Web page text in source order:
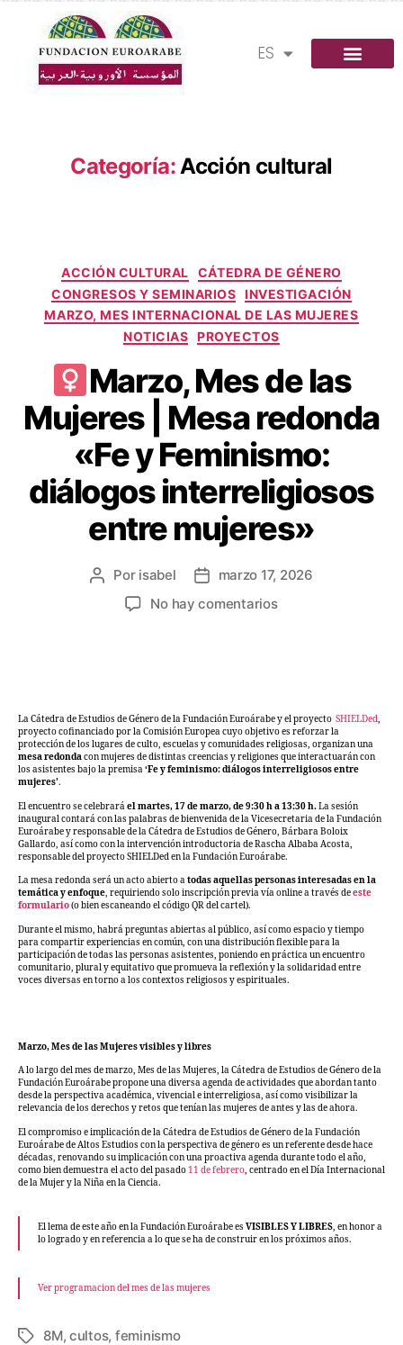
ES
AR
Categoría:Acción cultural
ACCIÓN CULTURAL
CÁTEDRA DE GÉNERO
CONGRESOS Y SEMINARIOS
INVESTIGACIÓN
MARZO, MES INTERNACIONAL DE LAS MUJERES
NOTICIAS
PROYECTOS
​Marzo, Mes de las
Mujeres | Mesa redonda
«Fe y Feminismo:
diálogos interreligiosos
entre mujeres»
Por isabel
marzo 17, 2026
No hay comentarios
La Cátedra de Estudios de Género de la Fundación Euroárabe y el proyecto SHIELDed,
proyecto cofinanciado por la Comisión Europea cuyo objetivo es reforzar la
protección de los lugares de culto, escuelas y comunidades religiosas, organizan una
mesa redondacon mujeres de distintas creencias y religiones que interactuarán con
los asistentes bajo la premisa‘Fe y feminismo: diálogos interreligiosos entre
mujeres’.
El encuentro se celebraráel martes, 17 de marzo, de 9:30 h a 13:30 h.La sesión
inaugural contará con las palabras de bienvenida de la Vicesecretaria de la Fundación
Euroárabe y responsable de la Cátedra de Estudios de Género, Bárbara Boloix
Gallardo, así como con la intervención introductoria de Rascha Albaba Acosta,
responsable del proyecto SHIELDed en la Fundación Euroárabe.
La mesa redonda será un acto abierto atodas aquellas personas interesadas en la
temática y enfoque, requiriendo solo inscripción previa vía online a través deeste
formulario(o bien escaneando el código QR del cartel).
Durante el mismo, habrá preguntas abiertas al público, así como espacio y tiempo
para compartir experiencias en común, con una distribución flexible para la
participación de todas las personas asistentes, poniendo en práctica un encuentro
comunitario, plural y equitativo que promueva la reflexión y la solidaridad entre
voces diversas en torno a los contextos religiosos y espirituales.
Marzo, Mes de las Mujeres visibles y libres
A lo largo del mes de marzo, Mes de las Mujeres, la Cátedra de Estudios de Género de la
Fundación Euroárabe propone una diversa agenda de actividades que abordan tanto
desde la perspectiva académica, vivencial e interreligiosa, así como visibilizar la
relevancia de los derechos y retos que tenían las mujeres de antes y las de ahora.
El compromiso e implicación de la Cátedra de Estudios de Género de la Fundación
Euroárabe de Altos Estudios con la perspectiva de género es un referente desde hace
décadas, renovando su implicación con una proactiva agenda durante todo el año,
como bien demuestra el acto del pasado11 de febrero, centrado en el Día Internacional
de la Mujer y la Niña en la Ciencia.
El lema de este año en la Fundación Euroárabe es VISIBLES Y LIBRES, en honor a
lo logrado y en referencia a lo que se ha de construir en los próximos años.
Ver programacion del mes de las mujeres
8M, cultos, feminismo